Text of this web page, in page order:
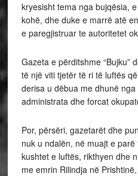
kryesisht tema nga bujqësia,
kohë, dhe duke e marrë atë
e paregjistruar te autoritetet
Gazeta e përditshme “Bujku”
të një viti tjetër të ri të luftës
derisa u dëbua me dhunë
administrata dhe forcat
Por, përsëri, gazetarët dhe
nuk u ndalën, në muajt e
kushtet e luftës, rikthyen dhe
me emrin Rilindja në